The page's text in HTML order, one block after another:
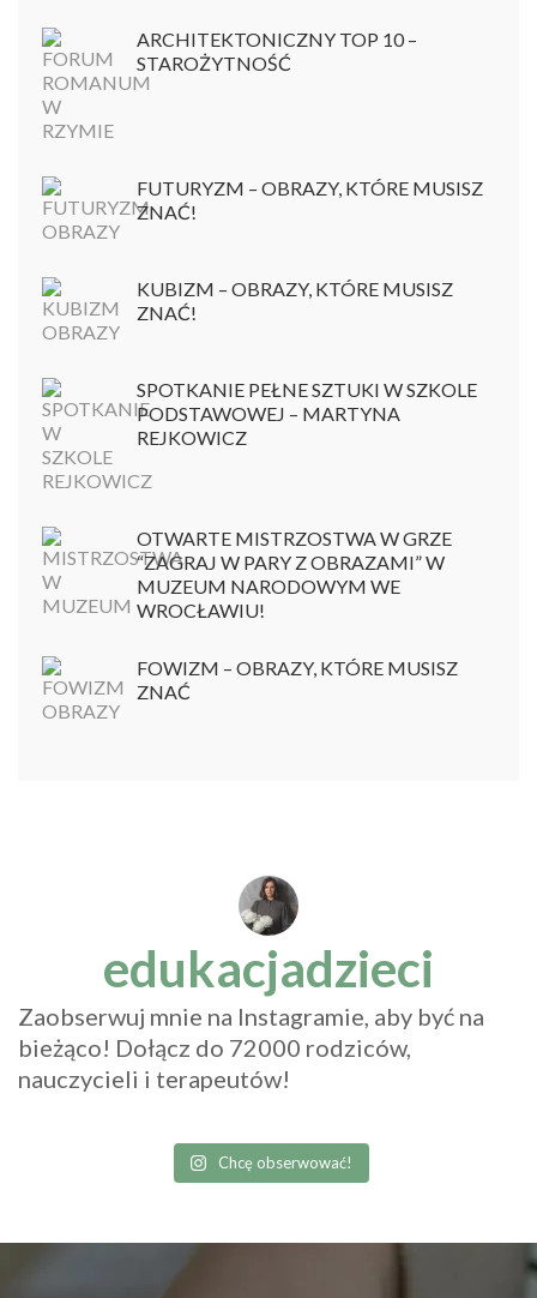
ARCHITEKTONICZNY TOP 10 –
STAROŻYTNOŚĆ
FUTURYZM – OBRAZY, KTÓRE MUSISZ
ZNAĆ!
KUBIZM – OBRAZY, KTÓRE MUSISZ
ZNAĆ!
SPOTKANIE PEŁNE SZTUKI W SZKOLE
PODSTAWOWEJ – MARTYNA
REJKOWICZ
OTWARTE MISTRZOSTWA W GRZE
“ZAGRAJ W PARY Z OBRAZAMI” W
MUZEUM NARODOWYM WE
WROCŁAWIU!
FOWIZM – OBRAZY, KTÓRE MUSISZ
ZNAĆ
edukacjadzieci
Zaobserwuj mnie na Instagramie, aby być na
bieżąco! Dołącz do 72000 rodziców,
nauczycieli i terapeutów!
Chcę obserwować!